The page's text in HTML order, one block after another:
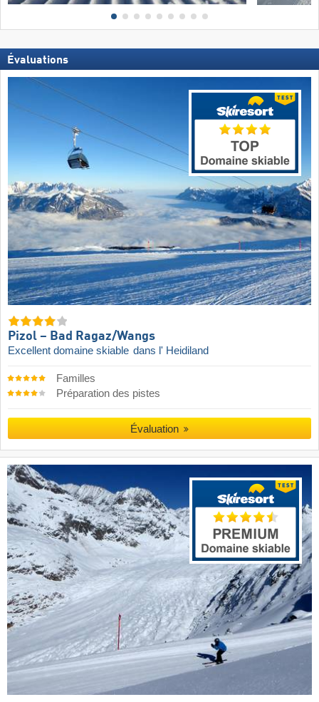
Évaluations
Pizol – Bad Ragaz/​Wangs
Excellent domaine skiable dans l' Heidiland
Familles
Préparation des pistes
Évaluation